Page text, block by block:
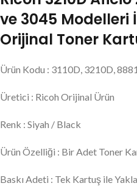
ve 3045 Modelleri
Orijinal Toner
Ürün Kodu : 3110D, 3210D,
Üretici : Ricoh Orijinal Ürün
Renk : Siyah / Black
Ürün Özelliği : Bir Adet Toner
Baskı Adeti : Tek Kartuş ile